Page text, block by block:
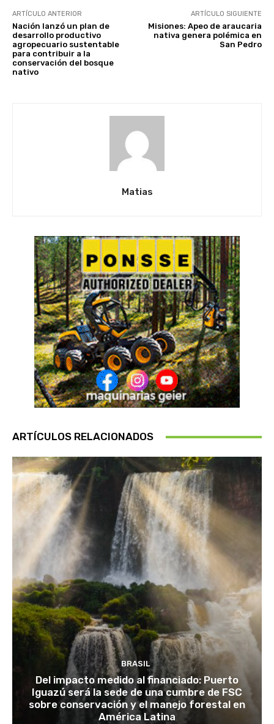
ARTÍCULO ANTERIOR
Nación lanzó un plan de
desarrollo productivo
agropecuario sustentable
para contribuir a la
conservación del bosque
nativo
ARTÍCULO SIGUIENTE
Misiones: Apeo de araucaria
nativa genera polémica en
San Pedro
Matias
ARTÍCULOS RELACIONADOS
BRASIL
Del impacto medido al financiado: Puerto
Iguazú será la sede de una cumbre de FSC
sobre conservación y el manejo forestal en
América Latina